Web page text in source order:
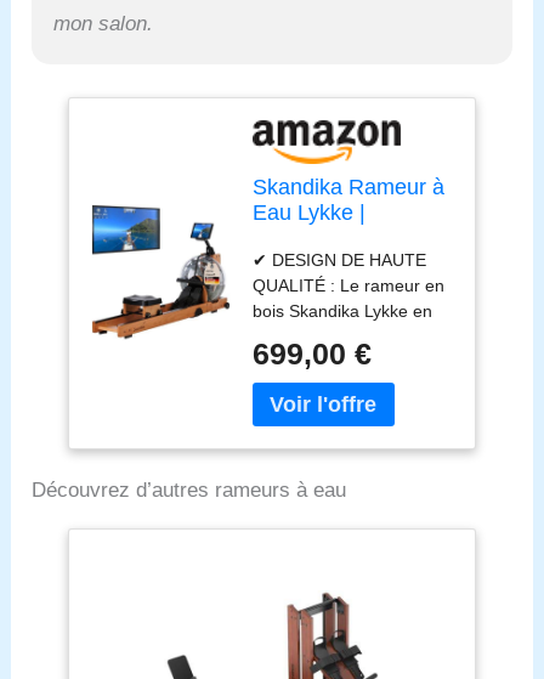
mon salon.
Skandika Rameur à
Eau Lykke |
rameur
d'appartement en
Bois, Compatible
avec l'application
Kinomap, Bois de
hêtre Massif (Bois
Clair)
✔ DESIGN DE HAUTE
QUALITÉ : Le rameur en
bois Skandika Lykke en
qualité et une un design
en bois intemporel
convainc comme
pièce de la maison. ✔
pratiqué dans la nature
avec le réservoir innovant
à 90° assure, grâce à une
résistance accrue, un
699,00 €
Découvrez d’autres rameurs à eau